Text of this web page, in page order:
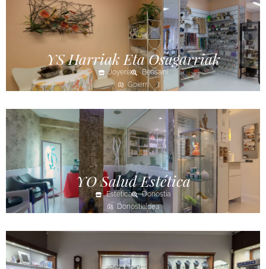
YS Harriak Eta Osagarriak
Joyería
Beasaini
Goierri
YO Salud Estética
Estética
Donostia
Donostialdea